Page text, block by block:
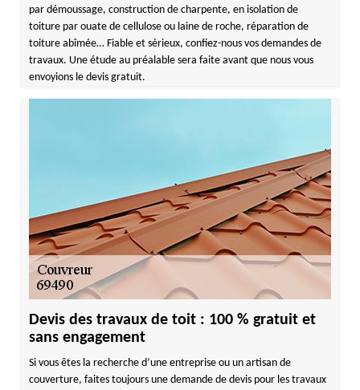
par démoussage, construction de charpente, en isolation de
toiture par ouate de cellulose ou laine de roche, réparation de
toiture abîmée… Fiable et sérieux, confiez-nous vos demandes de
travaux. Une étude au préalable sera faite avant que nous vous
envoyions le devis gratuit.
Devis des travaux de toit : 100 % gratuit et
sans engagement
Si vous êtes la recherche d’une entreprise ou un artisan de
couverture, faites toujours une demande de devis pour les travaux